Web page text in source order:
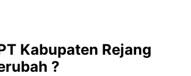
Kabupaten Rejang
?